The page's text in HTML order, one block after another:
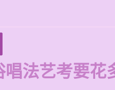
唱法艺考要花